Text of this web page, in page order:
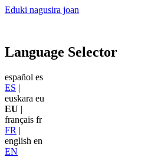
Eduki nagusira joan
Language Selector
español es
ES |
euskara eu
EU |
français fr
FR |
english en
EN